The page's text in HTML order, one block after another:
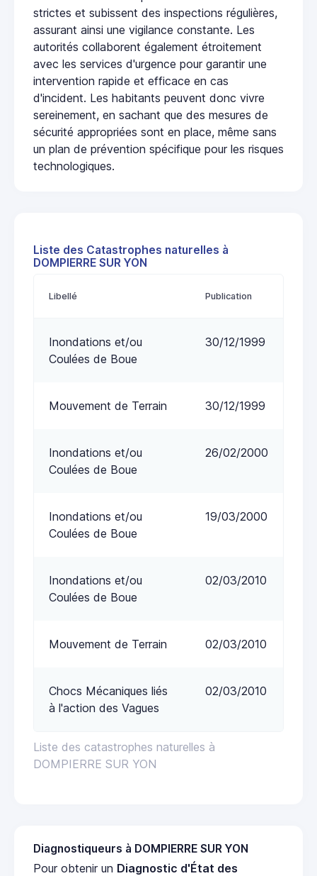
strictes et subissent des inspections régulières,
assurant ainsi une vigilance constante. Les
autorités collaborent également étroitement
avec les services d'urgence pour garantir une
intervention rapide et efficace en cas
d'incident. Les habitants peuvent donc vivre
sereinement, en sachant que des mesures de
sécurité appropriées sont en place, même sans
un plan de prévention spécifique pour les risques
technologiques.
Liste des Catastrophes naturelles à
DOMPIERRE SUR YON
Liste des catastrophes naturelles à
DOMPIERRE SUR YON
Libellé Publication
Inondations et/ou
Coulées de Boue
30/12/1999
Mouvement de Terrain 30/12/1999
Inondations et/ou
Coulées de Boue
26/02/2000
Inondations et/ou
Coulées de Boue
19/03/2000
Inondations et/ou
Coulées de Boue
02/03/2010
Mouvement de Terrain 02/03/2010
Chocs Mécaniques liés
à l'action des Vagues
02/03/2010
Diagnostiqueurs à DOMPIERRE SUR YON
Pour obtenir un Diagnostic d'État des